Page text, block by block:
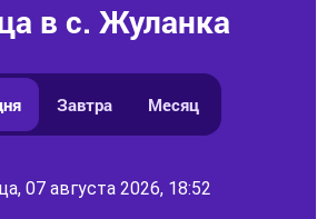
в с. Жуланка
Завтра Месяц
07 августа 2026, 18:52